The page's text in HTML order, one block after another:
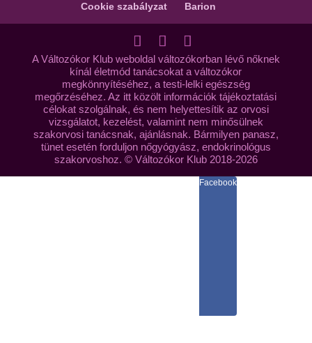
Cookie szabályzat
Barion
A Változókor Klub weboldal változókorban lévő nőknek
kínál életmód tanácsokat a változókor
megkönnyítéséhez, a testi-lelki egészség
megőrzéséhez. Az itt közölt információk tájékoztatási
célokat szolgálnak, és nem helyettesítik az orvosi
vizsgálatot, kezelést, valamint nem minősülnek
szakorvosi tanácsnak, ajánlásnak. Bármilyen panasz,
tünet esetén forduljon nőgyógyász, endokrinológus
szakorvoshoz. © Változókor Klub 2018-2026
Facebook